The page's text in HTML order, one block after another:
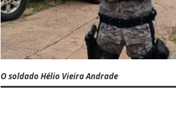
O soldado Hélio Vieira Andrade